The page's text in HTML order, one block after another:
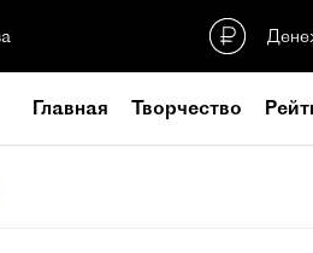
Главная Творчество